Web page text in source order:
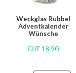
Weckglas Rubbel
Adventkalender
Wünsche
CHF 18.90